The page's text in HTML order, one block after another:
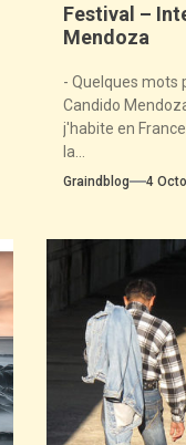
Festival –
Mendoza
- Quelques mots
Candido
j'habite en
la...
Graindblog 4